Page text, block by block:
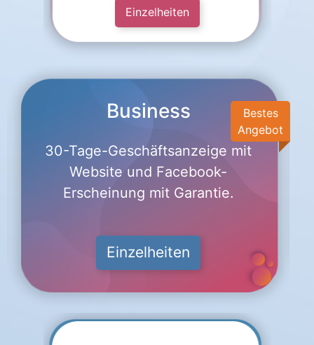
Einzelheiten
Bestes
Angebot
Business
30-Tage-Geschäftsanzeige mit
Website und Facebook-
Erscheinung mit Garantie.
Einzelheiten